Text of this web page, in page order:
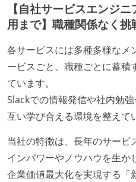
【自社サービスエンジ
用まで】職種関係なく挑
各サービスには多種多様なメ
ービスごと、職種ごとに蓄積
ています。
Slackでの情報発信や社内勉
互い学び合える環境を整えて
当社の特徴は、長年のサービ
インパワーやノウハウを生か
企業価値最大化を実現する「